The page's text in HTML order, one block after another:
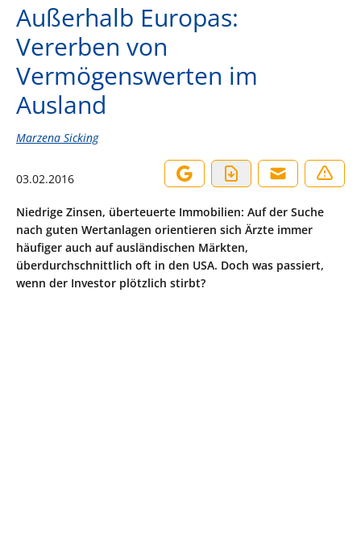
Außerhalb Europas:
Vererben von
Vermögenswerten im
Ausland
Marzena Sicking
03.02.2016
Niedrige Zinsen, überteuerte Immobilien: Auf der Suche
nach guten Wertanlagen orientieren sich Ärzte immer
häufiger auch auf ausländischen Märkten,
überdurchschnittlich oft in den USA. Doch was passiert,
wenn der Investor plötzlich stirbt?